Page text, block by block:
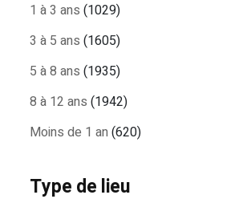
1 à 3 ans (1029)
3 à 5 ans (1605)
5 à 8 ans (1935)
8 à 12 ans (1942)
Moins de 1 an (620)
Type de lieu